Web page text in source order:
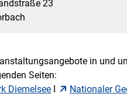
23
in und
Seiten:
Diemelsee
Nationaler